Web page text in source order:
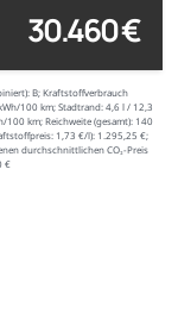
30.460 €
B; Kraftstoffverbrauch
100 km;Stadtrand: 4,6 l / 12,3
100 km;Reichweite (gesamt): 140
1,73 €/l): 1.295,25 €;
durchschnittlichen CO₂-Preis
€